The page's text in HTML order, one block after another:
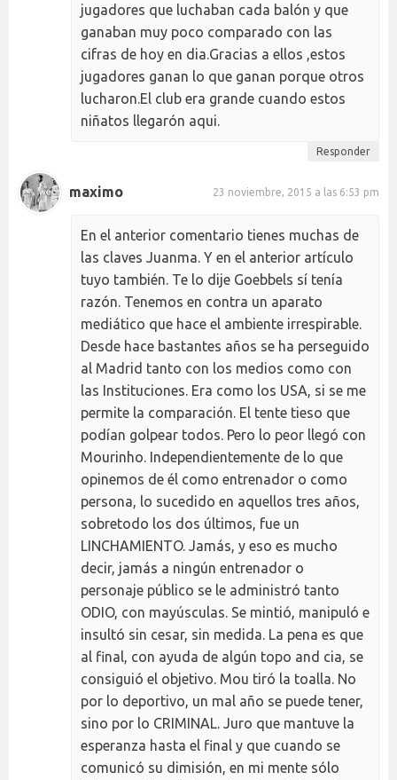
jugadores que luchaban cada balón y que
ganaban muy poco comparado con las
cifras de hoy en dia.Gracias a ellos ,estos
jugadores ganan lo que ganan porque otros
lucharon.El club era grande cuando estos
niñatos llegarón aqui.
Responder
maximo 23 noviembre, 2015 a las 6:53 pm
En el anterior comentario tienes muchas de
las claves Juanma. Y en el anterior artículo
tuyo también. Te lo dije Goebbels sí tenía
razón. Tenemos en contra un aparato
mediático que hace el ambiente irrespirable.
Desde hace bastantes años se ha perseguido
al Madrid tanto con los medios como con
las Instituciones. Era como los USA, si se me
permite la comparación. El tente tieso que
podían golpear todos. Pero lo peor llegó con
Mourinho. Independientemente de lo que
opinemos de él como entrenador o como
persona, lo sucedido en aquellos tres años,
sobretodo los dos últimos, fue un
LINCHAMIENTO. Jamás, y eso es mucho
decir, jamás a ningún entrenador o
personaje público se le administró tanto
ODIO, con mayúsculas. Se mintió, manipuló e
insultó sin cesar, sin medida. La pena es que
al final, con ayuda de algún topo and cia, se
consiguió el objetivo. Mou tiró la toalla. No
por lo deportivo, un mal año se puede tener,
sino por lo CRIMINAL. Juro que mantuve la
esperanza hasta el final y que cuando se
comunicó su dimisión, en mi mente sólo